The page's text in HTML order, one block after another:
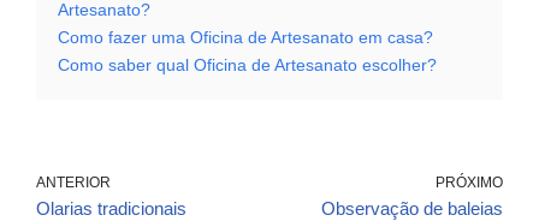
Artesanato?
Como fazer uma Oficina de Artesanato em casa?
Como saber qual Oficina de Artesanato escolher?
ANTERIOR
Olarias tradicionais
PRÓXIMO
Observação de baleias